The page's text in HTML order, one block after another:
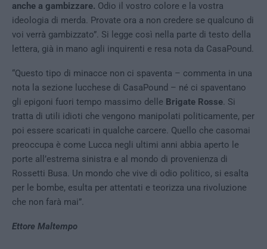
anche a gambizzare. Odio il vostro colore e la vostra
ideologia di merda. Provate ora a non credere se qualcuno di
voi verrà gambizzato”. Si legge così nella parte di testo della
lettera, già in mano agli inquirenti e resa nota da CasaPound.
“Questo tipo di minacce non ci spaventa – commenta in una
nota la sezione lucchese di CasaPound – né ci spaventano
gli epigoni fuori tempo massimo delle Brigate Rosse . Si
tratta di utili idioti che vengono manipolati politicamente, per
poi essere scaricati in qualche carcere. Quello che casomai
preoccupa è come Lucca negli ultimi anni abbia aperto le
porte all’estrema sinistra e al mondo di provenienza di
Rossetti Busa. Un mondo che vive di odio politico, si esalta
per le bombe, esulta per attentati e teorizza una rivoluzione
che non farà mai”.
Ettore Maltempo